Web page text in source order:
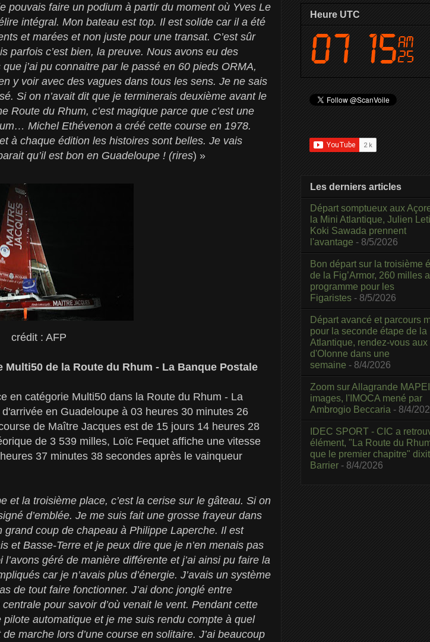
pouvais faire un podium à partir du moment où Yves Le
intégral. Mon bateau est top. Il est solide car il a été
et marées et non juste pour une transat. C’est sûr
parfois c’est bien, la preuve. Nous avons eu des
j’ai pu connaitre par le passé en 60 pieds ORMA,
y voir avec des vagues dans tous les sens. Je ne sais
Si on n’avait dit que je terminerais deuxième avant le
Route du Rhum, c’est magique parce que c’est une
Michel Ethévenon a créé cette course en 1978.
à chaque édition les histoires sont belles. Je vais
qu’il est bon en Guadeloupe ! (rires) »
crédit : AFP
de la Route du Rhum - La Banque Postale
en catégorie Multi50 dans la Route du Rhum - La
en Guadeloupe à 03 heures 30 minutes 26
de Maître Jacques est de 15 jours 14 heures 28
de 3 539 milles, Loïc Fequet affiche une vitesse
37 minutes 38 secondes après le vainqueur
et la troisième place, c’est la cerise sur le gâteau. Si on
d’emblée. Je me suis fait une grosse frayeur dans
grand coup de chapeau à Philippe Laperche. Il est
et Basse-Terre et je peux dire que je n’en menais pas
géré de manière différente et j’ai ainsi pu faire la
car je n’avais plus d’énergie. J’avais un système
de tout faire fonctionner. J’ai donc jonglé entre
pour savoir d’où venait le vent. Pendant cette
automatique et je me suis rendu compte à quel
marche lors d’une course en solitaire. J’ai beaucoup
Heure UTC
Les derniers articles
Départ somptueux aux
la Mini Atlantique, Julien
Koki Sawada prennent
l'avantage - 8/5/2026
Bon départ sur la troisième
de la Fig’Armor, 260 milles
programme pour les
Figaristes - 8/5/2026
Départ avancé et parcours
pour la seconde étape de la
Atlantique, rendez-vous
d'Olonne dans une
semaine - 8/4/2026
Zoom sur Allagrande
images, l'IMOCA mené par
Ambrogio Beccaria - 8/4/
IDEC SPORT - CIC a
élément, "La Route du
que le premier chapitre"
Barrier - 8/4/2026